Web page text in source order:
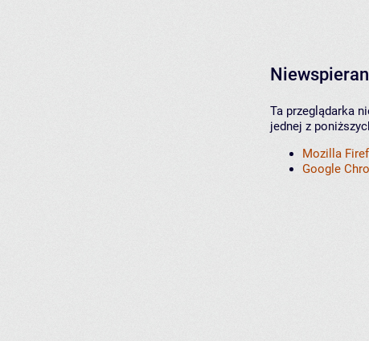
Ta przeglądarka
jednej z
Mozilla
Google